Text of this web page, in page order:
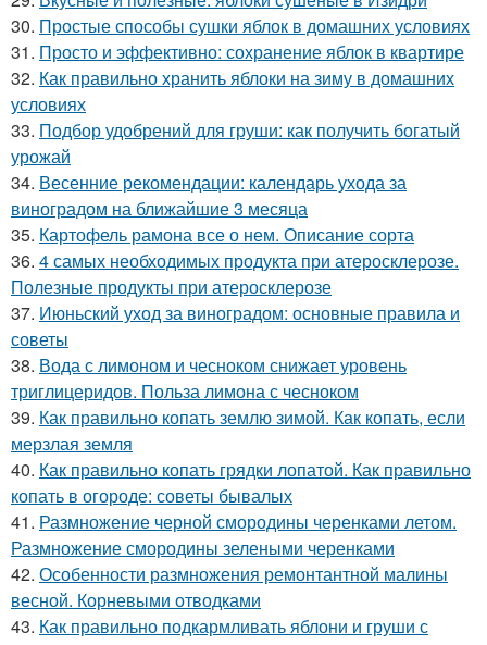
30. Простые способы сушки яблок в домашних условиях
31. Просто и эффективно: сохранение яблок в квартире
32. Как правильно хранить яблоки на зиму в домашних
условиях
33. Подбор удобрений для груши: как получить богатый
урожай
34. Весенние рекомендации: календарь ухода за
виноградом на ближайшие 3 месяца
35. Картофель рамона все о нем. Описание сорта
36. 4 самых необходимых продукта при атеросклерозе.
Полезные продукты при атеросклерозе
37. Июньский уход за виноградом: основные правила и
советы
38. Вода с лимоном и чесноком снижает уровень
триглицеридов. Польза лимона с чесноком
39. Как правильно копать землю зимой. Как копать, если
мерзлая земля
40. Как правильно копать грядки лопатой. Как правильно
копать в огороде: советы бывалых
41. Размножение черной смородины черенками летом.
Размножение смородины зелеными черенками
42. Особенности размножения ремонтантной малины
весной. Корневыми отводками
43. Как правильно подкармливать яблони и груши с